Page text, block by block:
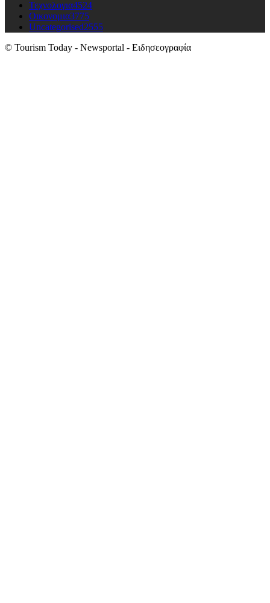
Τεχνολογια4524
Οικονομια3775
Uncategorised2555
© Tourism Today - Newsportal - Ειδησεογραφία